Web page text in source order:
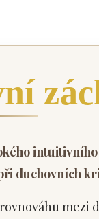
duchovních
mezi